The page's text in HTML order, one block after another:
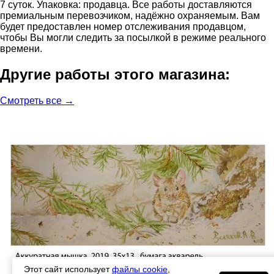
7 суток. Упаковка: продавца. Все работы доставляются
премиальным перевозчиком, надёжно охраняемым. Вам
будет предоставлен номер отслеживания продавцом,
чтобы Вы могли следить за посылкой в режиме реального
времени.
Другие работы этого магазина:
Смотреть все →
Этот сайт используетфайлы cookie